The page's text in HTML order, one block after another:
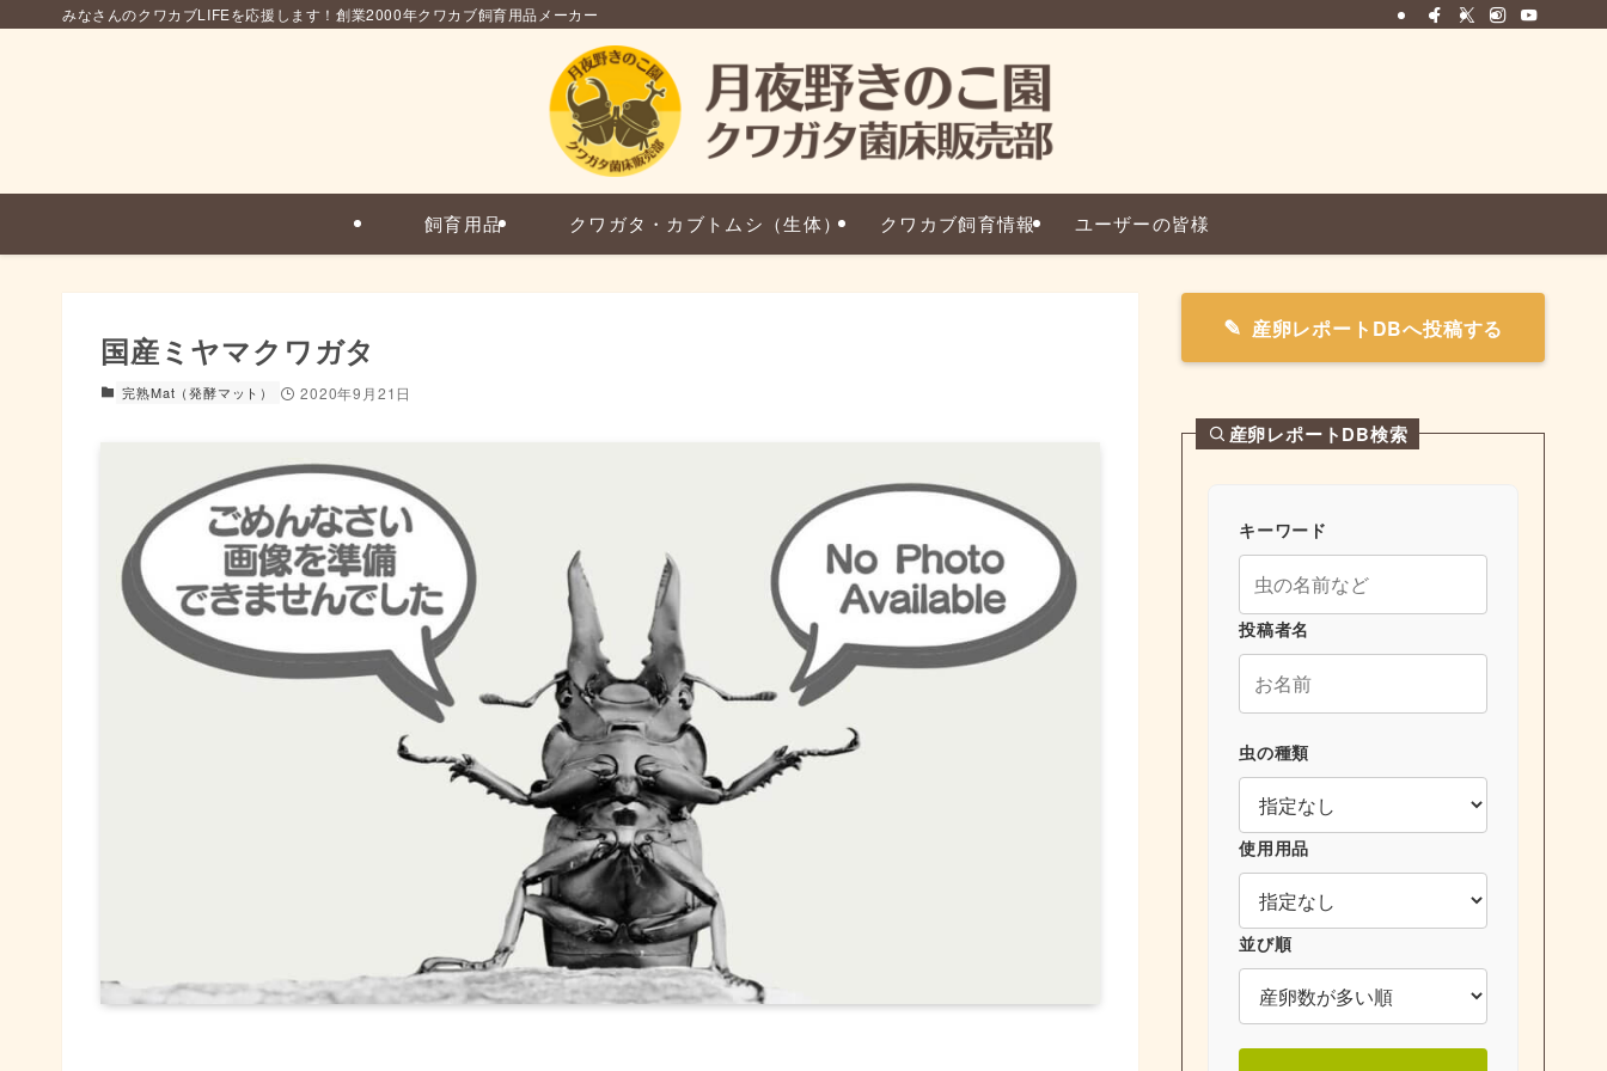
みなさんのクワカブLIFEを応援します！創業2000年クワカブ飼育用品メーカー
飼育用品 クワガタ・カブトムシ（生体） クワカブ飼育情報 ユーザーの皆様
国産ミヤマクワガタ
完熟Mat（発酵マット） 2020年9月21日
産卵レポートDBへ投稿する
産卵レポートDB検索
キーワード
投稿者名
虫の種類
使用用品
並び順